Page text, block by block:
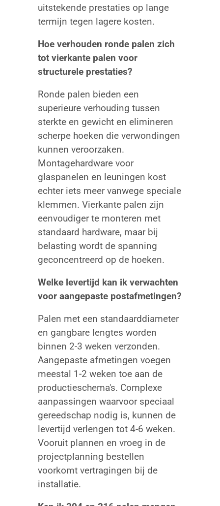
uitstekende prestaties op lange
termijn tegen lagere kosten.
Hoe verhouden ronde palen zich
tot vierkante palen voor
structurele prestaties?
Ronde palen bieden een
superieure verhouding tussen
sterkte en gewicht en elimineren
scherpe hoeken die verwondingen
kunnen veroorzaken.
Montagehardware voor
glaspanelen en leuningen kost
echter iets meer vanwege speciale
klemmen. Vierkante palen zijn
eenvoudiger te monteren met
standaard hardware, maar bij
belasting wordt de spanning
geconcentreerd op de hoeken.
Welke levertijd kan ik verwachten
voor aangepaste postafmetingen?
Palen met een standaarddiameter
en gangbare lengtes worden
binnen 2-3 weken verzonden.
Aangepaste afmetingen voegen
meestal 1-2 weken toe aan de
productieschema's. Complexe
aanpassingen waarvoor speciaal
gereedschap nodig is, kunnen de
levertijd verlengen tot 4-6 weken.
Vooruit plannen en vroeg in de
projectplanning bestellen
voorkomt vertragingen bij de
installatie.